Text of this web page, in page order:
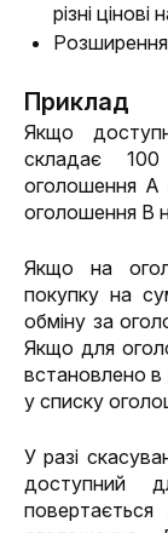
різні
Приклад
Якщо
складає
оголошення A
оголошення B
Якщо на
покупку на
обміну за
Якщо для
встановлено в
у списку
У разі
доступний